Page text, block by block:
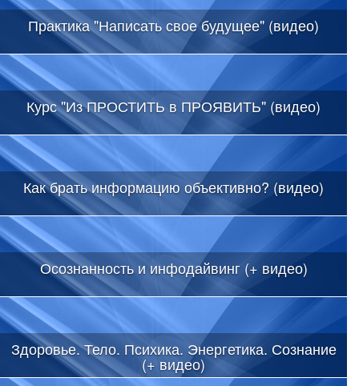
Практика "Написать свое будущее" (видео)
Курс "Из ПРОСТИТЬ в ПРОЯВИТЬ" (видео)
Как брать информацию объективно? (видео)
Осознанность и инфодайвинг (+ видео)
Здоровье. Тело. Психика. Энергетика. Сознание
(+ видео)